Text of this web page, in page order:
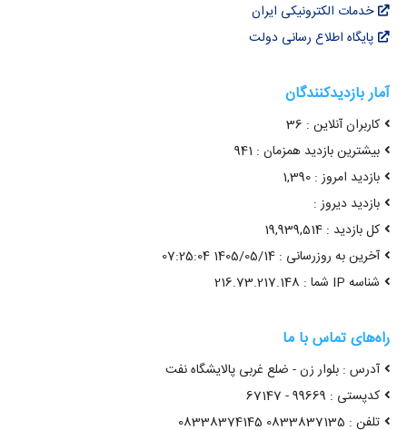
خدمات الکترونیکی ایران
پایگاه اطلاع رسانی دولت
آمار بازدیدکنندگان
کاربران آنلاین : 36
بیشترین بازدید همزمان : 941
بازدید امروز : 1,390
بازدید دیروز :
کل بازدید : 19,939,514
آخرین به روزرسانی : 1405/05/14 07:25:04
شناسه IP شما : 216.73.217.148
راه‌های تماس با ما
آدرس : بلوار زن - ضلع غربی پالایشگاه نفت
کدپستی : 99669 - 67147
تلفن : 0833837135 08338374145